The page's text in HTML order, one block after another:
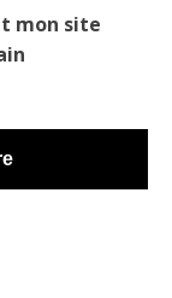
mon site